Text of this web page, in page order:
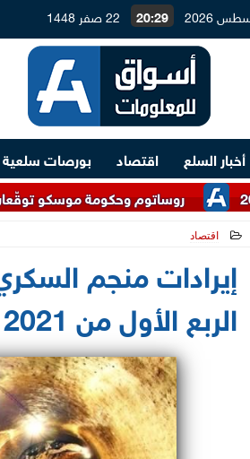
20:29 22 صفر 1448
أخبار السلع اقتصاد بورصات سلعية
روساتوم وحكومة موسكو توقّعان اتفاقية
اقتصاد
الربع الأول من 2021